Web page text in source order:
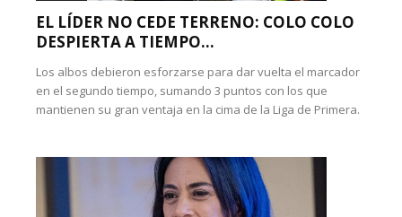
EL LÍDER NO CEDE TERRENO: COLO COLO
DESPIERTA A TIEMPO...
Los albos debieron esforzarse para dar vuelta el marcador
en el segundo tiempo, sumando 3 puntos con los que
mantienen su gran ventaja en la cima de la Liga de Primera.